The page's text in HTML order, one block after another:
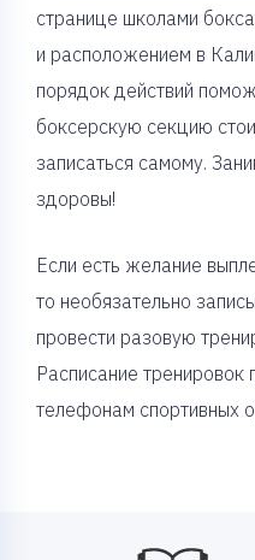
странице школами
и расположением в
порядок действий
боксерскую секцию
записаться самому.
здоровы!
Если есть желание
то необязательно
провести разовую
Расписание тренировок
телефонам спортивных